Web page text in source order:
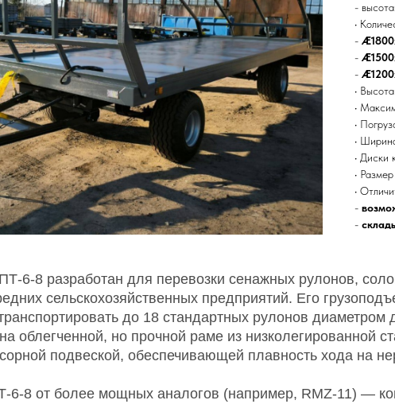
- высота:
·
-
-
-
·
·
·
·
· Диски
·
·
-
-
6-8 разработан для перевозки сенажных рулонов,
сельскохозяйственных предприятий. Его
до 18 стандартных рулонов диаметром
облегченной, но прочной раме из низколегированной
подвеской, обеспечивающей плавность хода на
6-8 от более мощных аналогов (например, RMZ-11) —